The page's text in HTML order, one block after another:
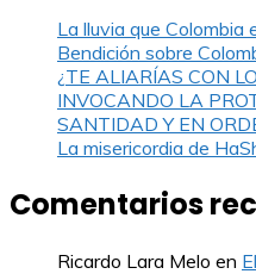
La lluvia que Colombia
Bendición sobre
¿TE ALIARÍAS CON
INVOCANDO LA
SANTIDAD Y EN
La misericordia de
Comentarios
Ricardo Lara Melo en